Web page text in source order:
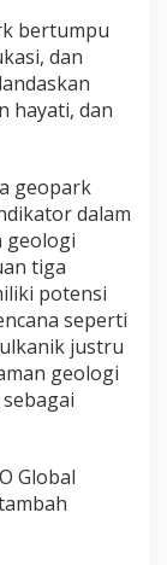
bertumpu
dan
hayati, dan
geopark
dalam
geologi
tiga
potensi
seperti
justru
geologi
Global